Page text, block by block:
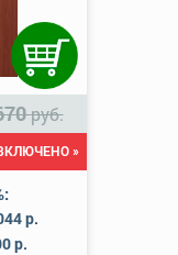
руб.
»
р.
р.